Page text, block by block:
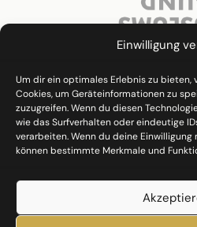
Einwilligung
Um dir ein optimales Erlebnis zu bieten,
Cookies, um Geräteinformationen zu
zuzugreifen. Wenn du diesen
wie das Surfverhalten oder eindeutige
verarbeiten. Wenn du deine
können bestimmte Merkmale und